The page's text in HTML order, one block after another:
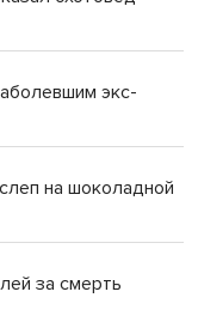
экс-
на шоколадной
за смерть